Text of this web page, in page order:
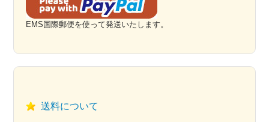
EMS国際郵便を使って発送いたします。
送料について